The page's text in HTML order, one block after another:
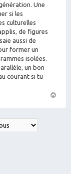
Une
si les
culturelles
de figures
aussi de
former un
isolées.
un bon
courant si tu